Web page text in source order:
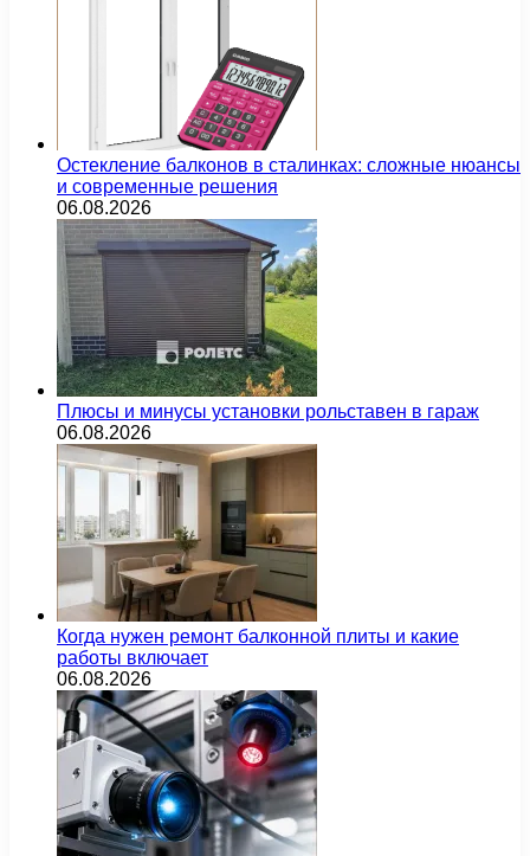
Остекление балконов в сталинках: сложные нюансы
и современные решения
06.08.2026
Плюсы и минусы установки рольставен в гараж
06.08.2026
Когда нужен ремонт балконной плиты и какие
работы включает
06.08.2026